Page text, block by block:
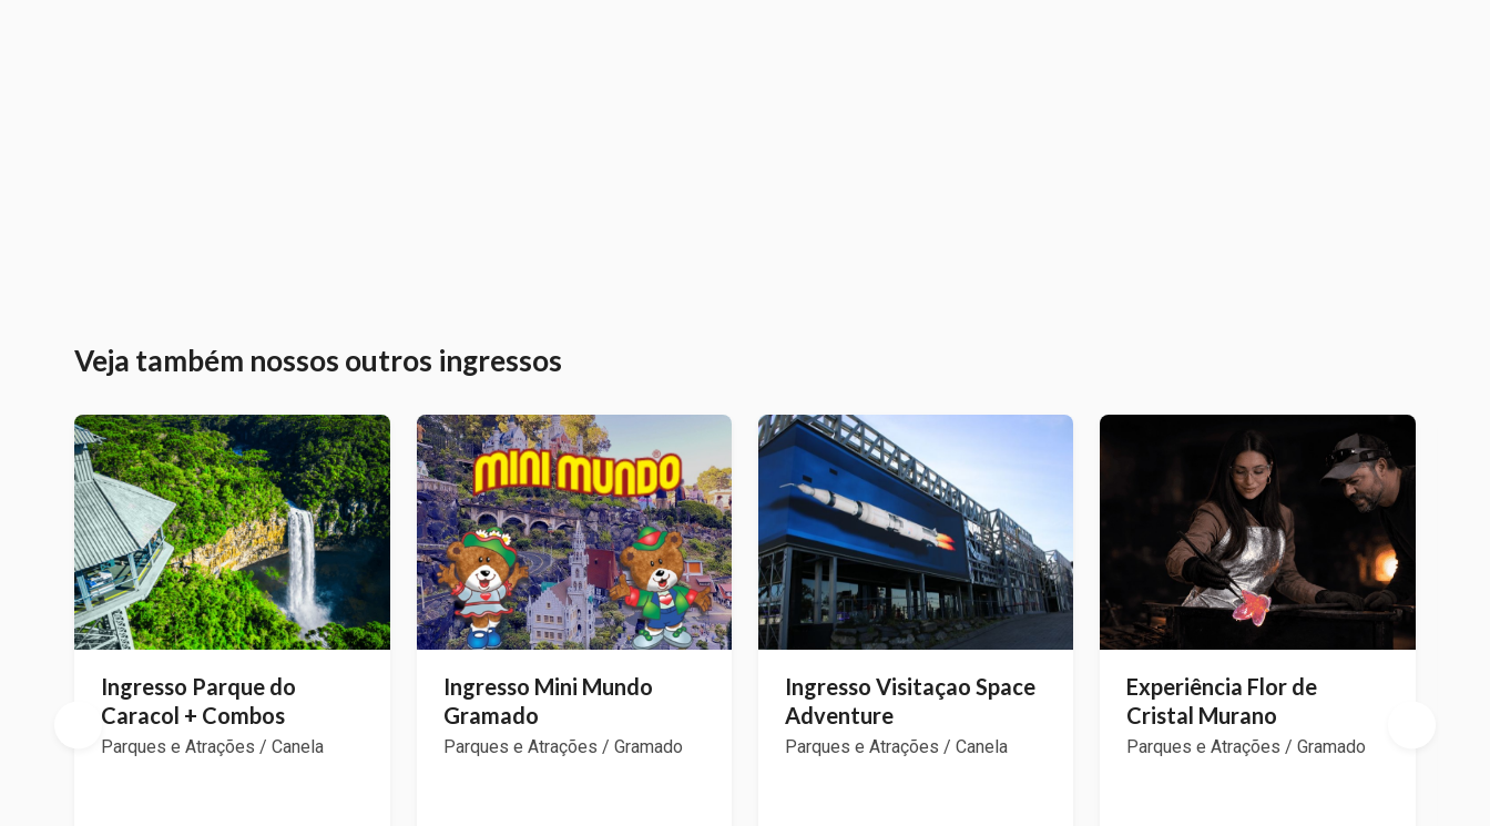
Veja também nossos outros ingressos
Ingresso Parque do
Caracol + Combos
Parques e Atrações / Canela
Ingresso Mini Mundo
Gramado
Parques e Atrações / Gramado
Ingresso Visitaçao Space
Adventure
Parques e Atrações / Canela
Experiência Flor de
Cristal Murano
Parques e Atrações / Gramado